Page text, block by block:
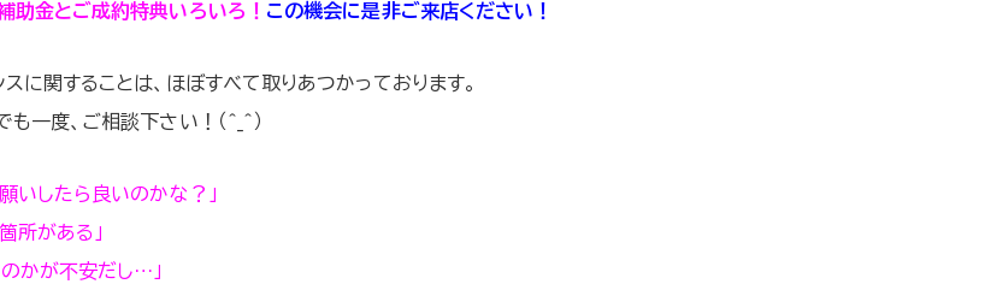
助金とご成約特典いろいろ！ この機会に是非ご来店ください！
関することは、ほぼすべて取りあつかっております。
度、ご相談下さい！（＾_＾）
いしたら良いのかな？」
所がある」
かが不安だし…」